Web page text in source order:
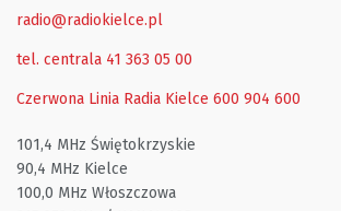
radio@radiokielce.pl
tel. centrala 41 363 05 00
Czerwona Linia Radia Kielce 600 904 600
101,4 MHz Świętokrzyskie
90,4 MHz Kielce
100,0 MHz Włoszczowa